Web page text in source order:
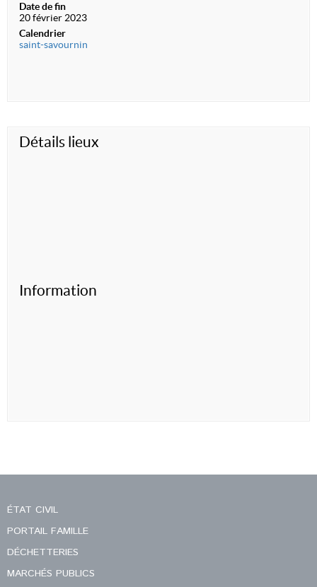
Date de fin
20 février 2023
Calendrier
saint-savournin
Détails lieux
Information
ÉTAT CIVIL
PORTAIL FAMILLE
DÉCHETTERIES
MARCHÉS PUBLICS